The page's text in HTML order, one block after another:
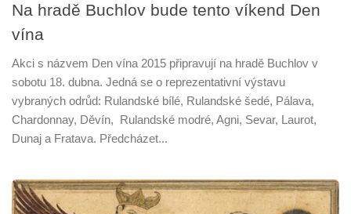
Na hradě Buchlov bude tento víkend Den
vína
Akci s názvem Den vína 2015 připravují na hradě Buchlov v
sobotu 18. dubna. Jedná se o reprezentativní výstavu
vybraných odrůd: Rulandské bílé, Rulandské šedé, Pálava,
Chardonnay, Děvín, Rulandské modré, Agni, Sevar, Laurot,
Dunaj a Fratava. Předcházet...